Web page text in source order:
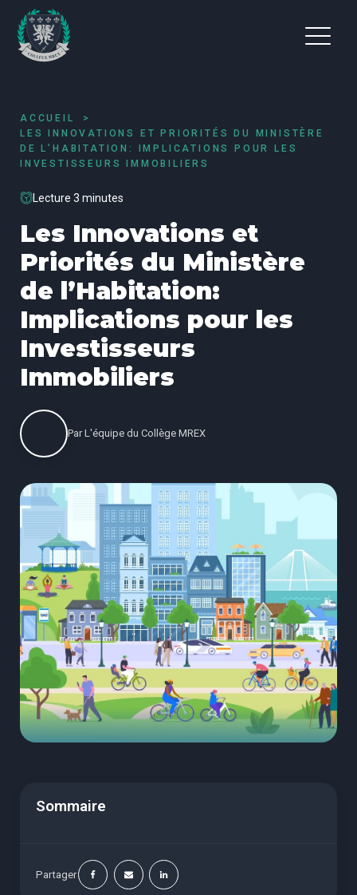
ACCUEIL
LES INNOVATIONS ET PRIORITÉS DU MINISTÈRE
DE L’HABITATION: IMPLICATIONS POUR LES
INVESTISSEURS IMMOBILIERS
Lecture 3 minutes
Les Innovations et
Priorités du Ministère
de l’Habitation:
Implications pour les
Investisseurs
Immobiliers
Par L'équipe du Collège MREX
Sommaire
Partager